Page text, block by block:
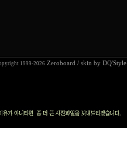
1999-2026 Zeroboard / skin by DQ'Style